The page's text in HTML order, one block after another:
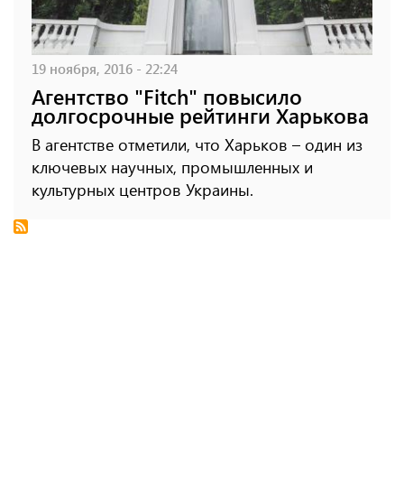
19 ноября, 2016 - 22:24
Агентство "Fitch" повысило
долгосрочные рейтинги Харькова
В агентстве отметили, что Харьков – один из
ключевых научных, промышленных и
культурных центров Украины.